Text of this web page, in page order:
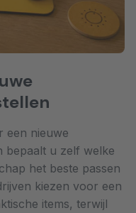
een nieuwe
bepaalt u zelf welke
het beste passen
kiezen voor een
items, terwijl